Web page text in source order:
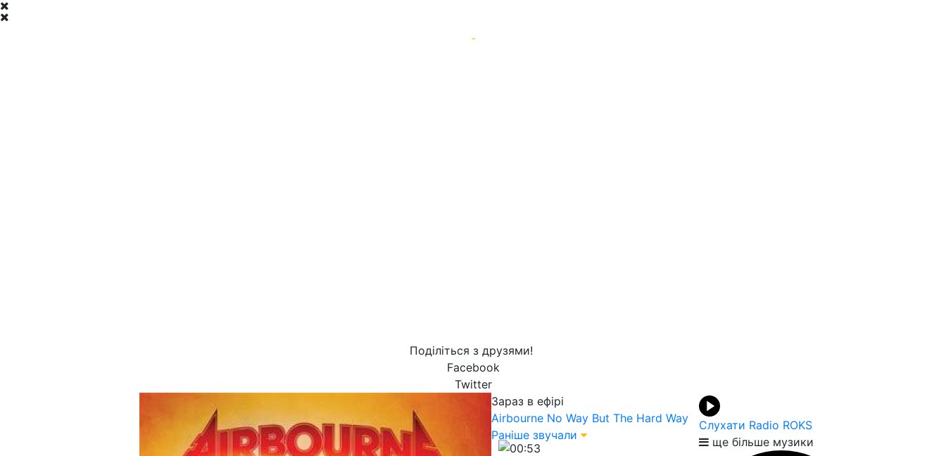
-
Поділіться з друзями!
Facebook
Twitter
Зараз в ефірі
Airbourne No Way But The Hard Way
Раніше звучали
00:53
Слухати Radio ROKS
ще більше музики